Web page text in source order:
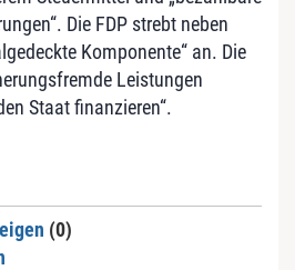
Die FDP strebt neben
Komponente“ an. Die
Leistungen
Staat finanzieren“.
(0)